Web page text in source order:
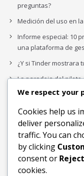
preguntas?
Medición del uso en
Informe especial: 10
una plataforma de
¿Y si Tinder mostrara
La paradoja del piloto
complejidad de la IA
Los organigramas
IA acaba de dejarlos
Buscar
We respect your
Cookies help us
deliver
traffic. You can
by clicking
consent or
cookies.